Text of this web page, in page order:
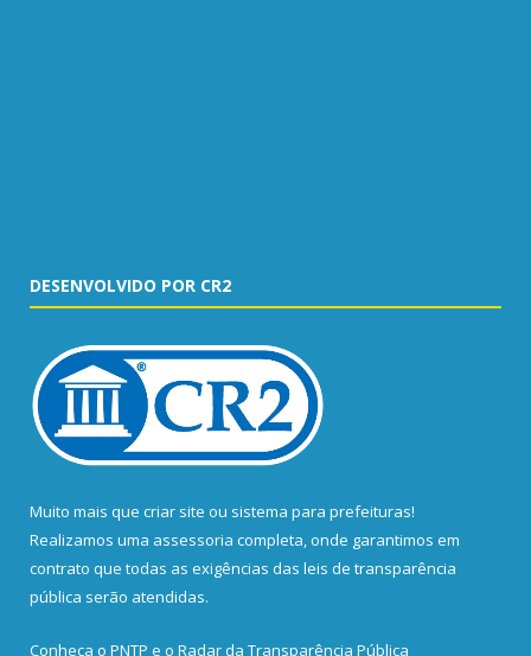
DESENVOLVIDO POR CR2
Muito mais que criar site ou sistema para prefeituras!
Realizamos uma assessoria completa, onde garantimos em
contrato que todas as exigências das leis de transparência
pública serão atendidas.
Conheça o PNTP e o Radar da Transparência Pública